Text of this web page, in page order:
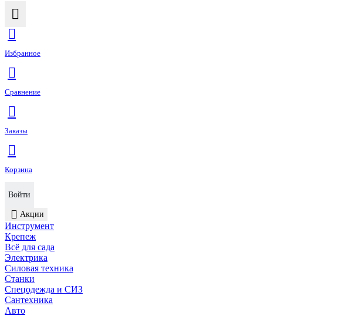
Избранное
Сравнение
Заказы
Корзина
Войти
Акции
Инструмент
Крепеж
Всё для сада
Электрика
Силовая техника
Станки
Спецодежда и СИЗ
Сантехника
Авто